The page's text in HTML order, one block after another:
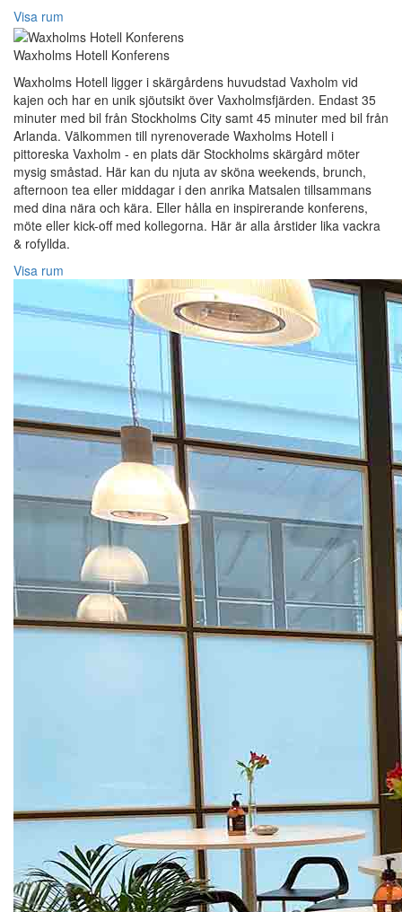
Visa rum
Waxholms Hotell Konferens
Waxholms Hotell ligger i skärgårdens huvudstad Vaxholm vid
kajen och har en unik sjöutsikt över Vaxholmsfjärden. Endast 35
minuter med bil från Stockholms City samt 45 minuter med bil från
Arlanda. Välkommen till nyrenoverade Waxholms Hotell i
pittoreska Vaxholm - en plats där Stockholms skärgård möter
mysig småstad. Här kan du njuta av sköna weekends, brunch,
afternoon tea eller middagar i den anrika Matsalen tillsammans
med dina nära och kära. Eller hålla en inspirerande konferens,
möte eller kick-off med kollegorna. Här är alla årstider lika vackra
& rofyllda.
Visa rum